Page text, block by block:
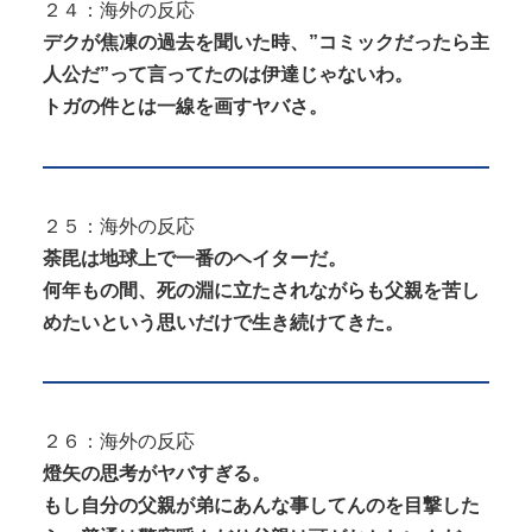
２４：海外の反応
デクが焦凍の過去を聞いた時、”コミックだったら主
人公だ”って言ってたのは伊達じゃないわ。
トガの件とは一線を画すヤバさ。
２５：海外の反応
荼毘は地球上で一番のヘイターだ。
何年もの間、死の淵に立たされながらも父親を苦し
めたいという思いだけで生き続けてきた。
２６：海外の反応
燈矢の思考がヤバすぎる。
もし自分の父親が弟にあんな事してんのを目撃した